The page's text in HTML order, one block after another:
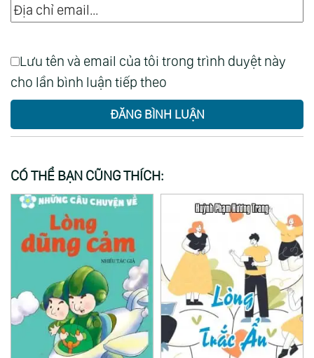
Lưu tên và email của tôi trong trình duyệt này
cho lần bình luận tiếp theo
ĐĂNG BÌNH LUẬN
CÓ THỂ BẠN CŨNG THÍCH: